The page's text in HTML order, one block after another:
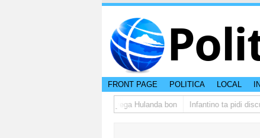
FRONT PAGE POLITICA LOCAL
di studiantenan di Aruba a yega Hulanda bon Infantino ta pidi